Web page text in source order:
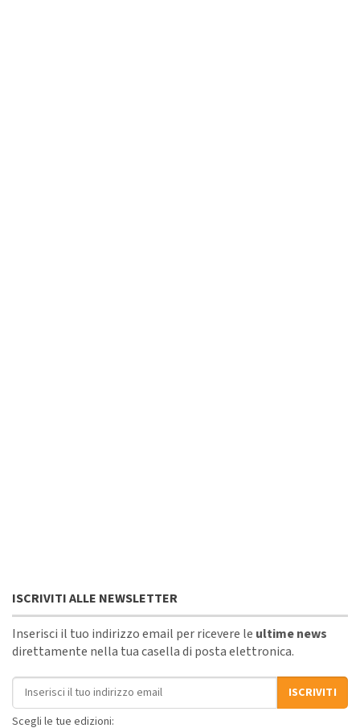
ISCRIVITI ALLE NEWSLETTER
Inserisci il tuo indirizzo email per ricevere le ultime news
direttamente nella tua casella di posta elettronica.
Indirizzo email
ISCRIVITI
Scegli le tue edizioni: